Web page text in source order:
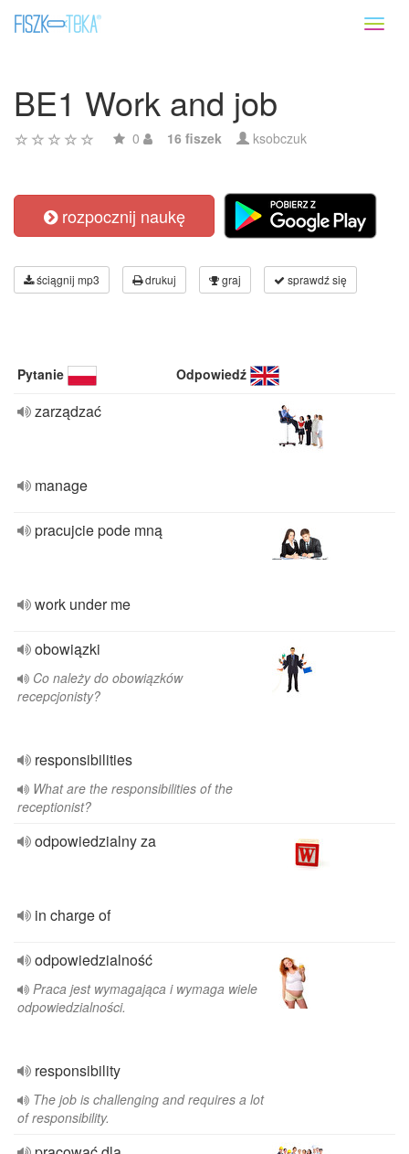
BE1 Work and job
0 16 fiszek ksobczuk
rozpocznij naukę
ściągnij mp3 drukuj graj sprawdź się
Pytanie Odpowiedź
zarządzać
manage
pracujcie pode mną
work under me
obowiązki
Co należy do obowiązków
recepcjonisty?
responsibilities
What are the responsibilities of the
receptionist?
odpowiedzialny za
in charge of
odpowiedzialność
Praca jest wymagająca i wymaga wiele
odpowiedzialności.
responsibility
The job is challenging and requires a lot
of responsibility.